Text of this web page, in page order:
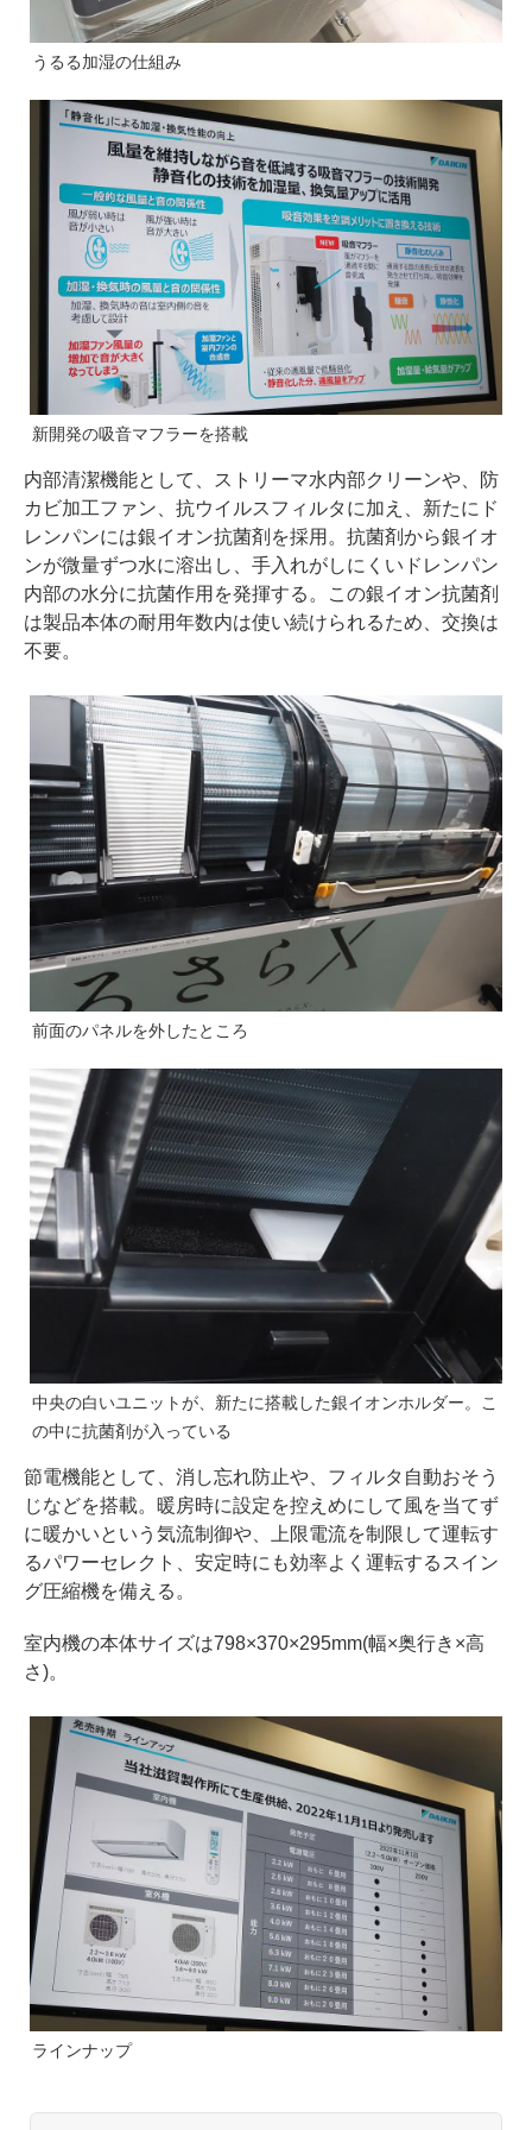
うるる加湿の仕組み
新開発の吸音マフラーを搭載
内部清潔機能として、ストリーマ水内部クリーンや、防
カビ加工ファン、抗ウイルスフィルタに加え、新たにド
レンパンには銀イオン抗菌剤を採用。抗菌剤から銀イオ
ンが微量ずつ水に溶出し、手入れがしにくいドレンパン
内部の水分に抗菌作用を発揮する。この銀イオン抗菌剤
は製品本体の耐用年数内は使い続けられるため、交換は
不要。
前面のパネルを外したところ
中央の白いユニットが、新たに搭載した銀イオンホルダー。こ
の中に抗菌剤が入っている
節電機能として、消し忘れ防止や、フィルタ自動おそう
じなどを搭載。暖房時に設定を控えめにして風を当てず
に暖かいという気流制御や、上限電流を制限して運転す
るパワーセレクト、安定時にも効率よく運転するスイン
グ圧縮機を備える。
室内機の本体サイズは798×370×295mm(幅×奥行き×高
さ)。
ラインナップ